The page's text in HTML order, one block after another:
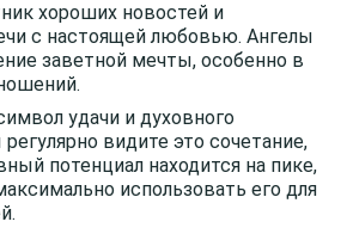
хороших новостей и
с настоящей любовью. Ангелы
заветной мечты, особенно в
удачи и духовного
видите это сочетание,
потенциал находится на пике,
использовать его для